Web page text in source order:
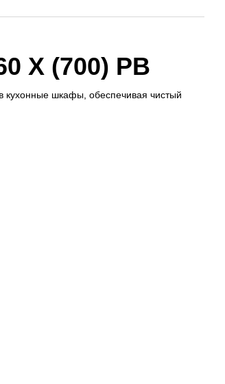
X (700) PB
кухонные шкафы, обеспечивая чистый